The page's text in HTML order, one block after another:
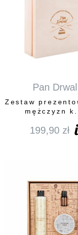
Pan Drwal
Zestaw
mężczyzn
199,90 zł